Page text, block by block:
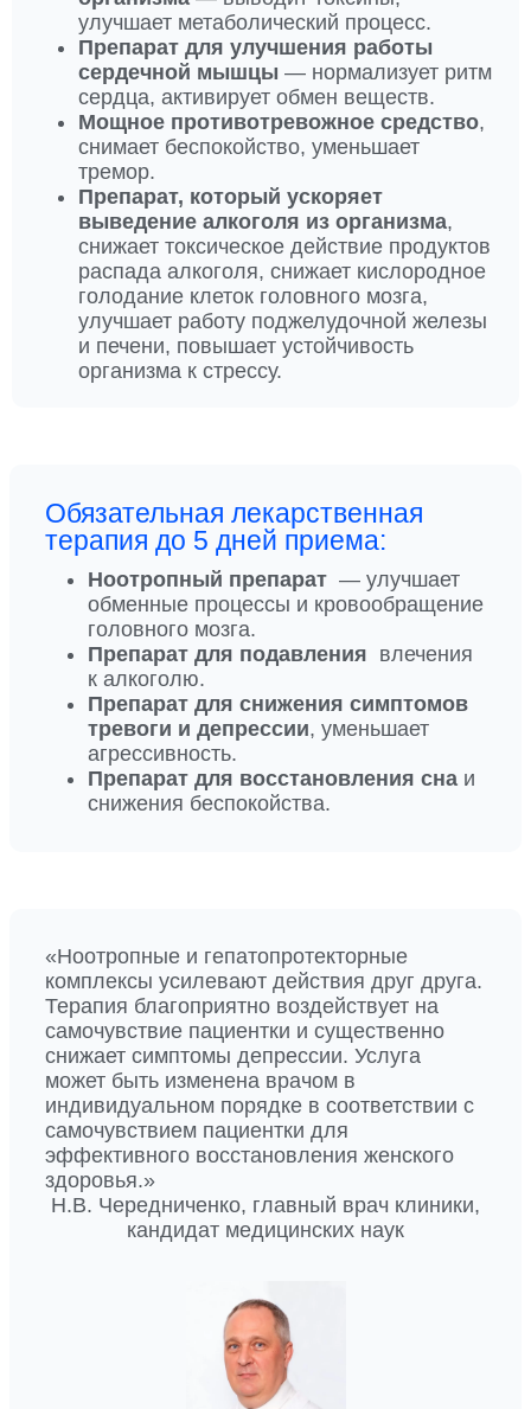
улучшает метаболический процесс.
Препарат для улучшения работы
сердечной мышцы — нормализует ритм
сердца, активирует обмен веществ.
Мощное противотревожное средство,
снимает беспокойство, уменьшает
тремор.
Препарат, который ускоряет
выведение алкоголя из организма,
снижает токсическое действие продуктов
распада алкоголя, снижает кислородное
голодание клеток головного мозга,
улучшает работу поджелудочной железы
и печени, повышает устойчивость
организма к стрессу.
Обязательная лекарственная
терапия до 5 дней приема:
Ноотропный препарат — улучшает
обменные процессы и кровообращение
головного мозга.
Препарат для подавления влечения
к алкоголю.
Препарат для снижения симптомов
тревоги и депрессии, уменьшает
агрессивность.
Препарат для восстановления сна и
снижения беспокойства.
«Ноотропные и гепатопротекторные
комплексы усилевают действия друг друга.
Терапия благоприятно воздействует на
самочувствие пациентки и существенно
снижает симптомы депрессии. Услуга
может быть изменена врачом в
индивидуальном порядке в соответствии с
самочувствием пациентки для
эффективного восстановления женского
здоровья.»
Н.В. Чередниченко, главный врач клиники,
кандидат медицинских наук